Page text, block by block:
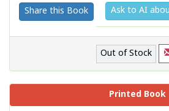
Share this Book Ask to AI
Out of Stock
Printed Book